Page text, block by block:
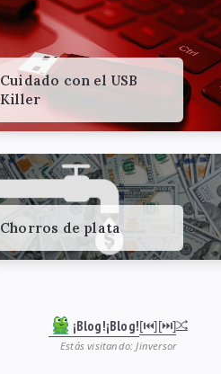
Cuidado con el USB
Killer
Chorros de plata
¡Blog!¡Blog![⏮︎][⏭︎]
Estás visitando: Jinversor